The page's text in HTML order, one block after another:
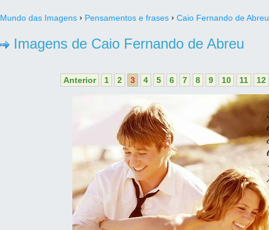
Mundo das Imagens › Pensamentos e frases › Caio Fernando de Abreu
Imagens de Caio Fernando de Abreu
Anterior 1 2 3 4 5 6 7 8 9 10 11 12